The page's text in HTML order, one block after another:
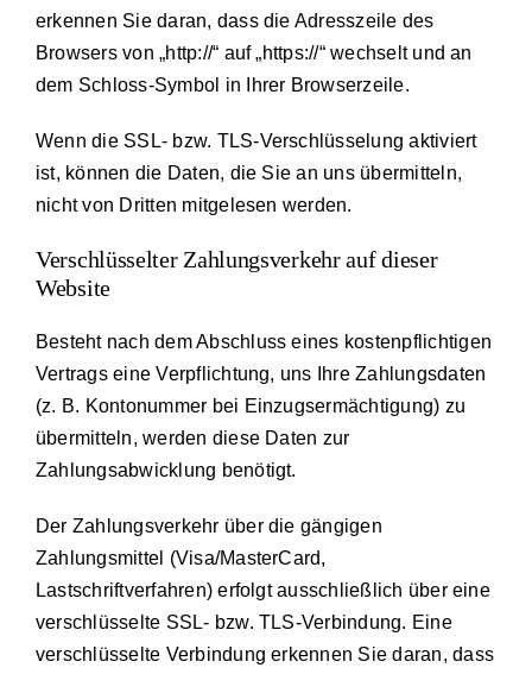
erkennen Sie daran, dass die Adresszeile des
Browsers von „http://“ auf „https://“ wechselt und an
dem Schloss-Symbol in Ihrer Browserzeile.
Wenn die SSL- bzw. TLS-Verschlüsselung aktiviert
ist, können die Daten, die Sie an uns übermitteln,
nicht von Dritten mitgelesen werden.
Verschlüsselter Zahlungsverkehr auf dieser
Website
Besteht nach dem Abschluss eines kostenpflichtigen
Vertrags eine Verpflichtung, uns Ihre Zahlungsdaten
(z. B. Kontonummer bei Einzugsermächtigung) zu
übermitteln, werden diese Daten zur
Zahlungsabwicklung benötigt.
Der Zahlungsverkehr über die gängigen
Zahlungsmittel (Visa/MasterCard,
Lastschriftverfahren) erfolgt ausschließlich über eine
verschlüsselte SSL- bzw. TLS-Verbindung. Eine
verschlüsselte Verbindung erkennen Sie daran, dass